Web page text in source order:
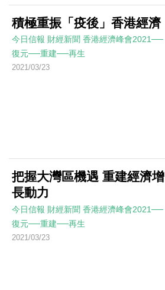
積極重振「疫後」香港經濟
今日信報 財經新聞 香港經濟峰會2021──
復元──重建──再生
2021/03/23
把握大灣區機遇 重建經濟增
長動力
今日信報 財經新聞 香港經濟峰會2021──
復元──重建──再生
2021/03/23